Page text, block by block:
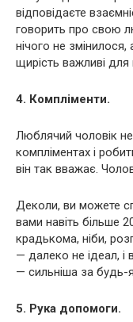
відповідаєте
говорить про свою
нічого не
щирість важливі для
4. Компліменти.
Люблячий чоловік не
компліментах і
він так вважає.
Деколи, ви можете
вами навіть більше
крадькома, ніби,
— далеко не ідеал, і
— сильніша за будь-
5. Рука допомоги.